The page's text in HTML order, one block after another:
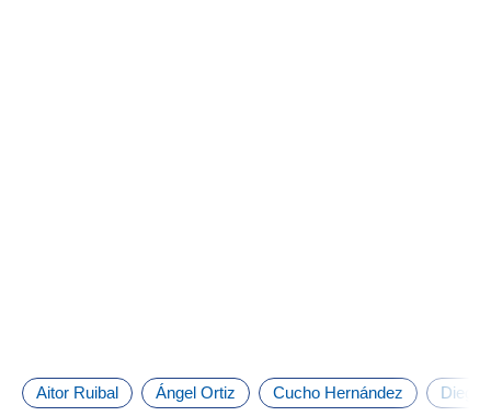
Aitor Ruibal Ángel Ortiz Cucho Hernández Diego